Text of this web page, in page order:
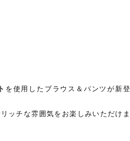
を使用したブラウス＆パンツが新登
ッチな雰囲気をお楽しみいただけま